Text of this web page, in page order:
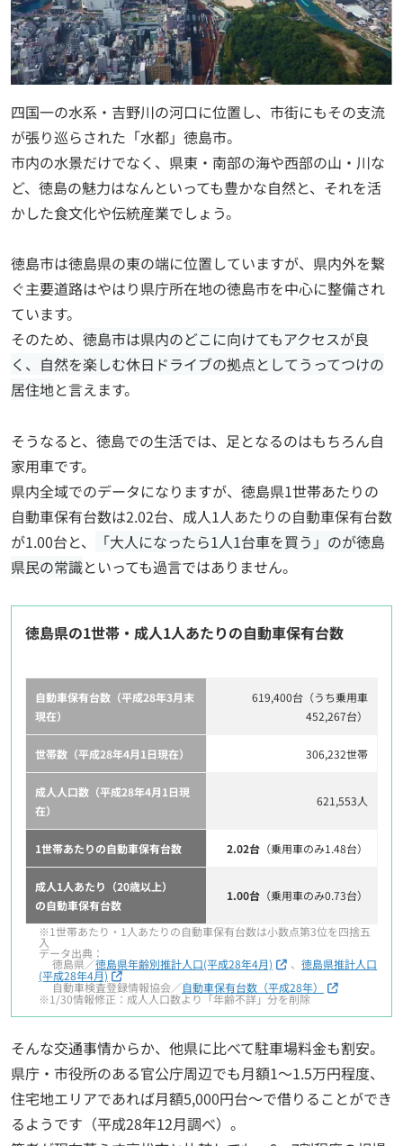
四国一の水系・吉野川の河口に位置し、市街にもその支流
が張り巡らされた「水都」徳島市。
市内の水景だけでなく、県東・南部の海や西部の山・川な
ど、徳島の魅力はなんといっても豊かな自然と、それを活
かした食文化や伝統産業でしょう。
徳島市は徳島県の東の端に位置していますが、県内外を繋
ぐ主要道路はやはり県庁所在地の徳島市を中心に整備され
ています。
そのため、 徳島市は県内のどこに向けてもアクセスが良
く、自然を楽しむ休日ドライブの拠点としてうってつけの
居住地と言えます。
そうなると、徳島での生活では、足となるのはもちろん自
家用車です。
県内全域でのデータになりますが、徳島県1世帯あたりの
自動車保有台数は2.02台、成人1人あたりの自動車保有台数
が1.00台と、
「大人になったら1人1台車を買う」のが徳島
県民の常識といっても過言ではありません。
徳島県の1世帯・成人1人あたりの自動車保有台数
自動車保有台数 （平成28年3月末
現在）
619,400台 （うち乗用車
452,267台）
世帯数 （平成28年4月1日現在） 306,232世帯
成人人口数 （平成28年4月1日現
在）
621,553人
1世帯あたりの自動車保有台数 2.02台 （乗用車のみ1.48台）
成人1人あたり（20歳以上）
の自動車保有台数
1.00台 （乗用車のみ0.73台）
※1世帯あたり・1人あたりの自動車保有台数は小数点第3位を四捨五
入
データ出典：
徳島県／徳島県年齢別推計人口(平成28年4月) 、 徳島県推計人口
(平成28年4月)
自動車検査登録情報協会／自動車保有台数（平成28年）
※1/30情報修正：成人人口数より「年齢不詳」分を削除
そんな交通事情からか、他県に比べて駐車場料金も割安。
県庁・市役所のある官公庁周辺でも月額1～1.5万円程度、
住宅地エリアであれば月額5,000円台～で借りることができ
るようです（平成28年12月調べ）。